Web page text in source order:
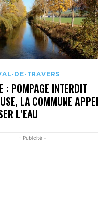
DE-TRAVERS
: POMPAGE INTERDIT
LA COMMUNE
L’EAU
- Publicité -